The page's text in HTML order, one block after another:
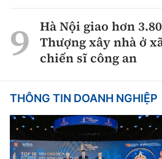
Hà Nội giao hơn
Thượng xây nhà ở
chiến sĩ công an
THÔNG TIN DOANH NGHIỆP